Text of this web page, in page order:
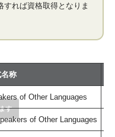
すれば資格取得となりま
称
of Other Languages
of Other Languages